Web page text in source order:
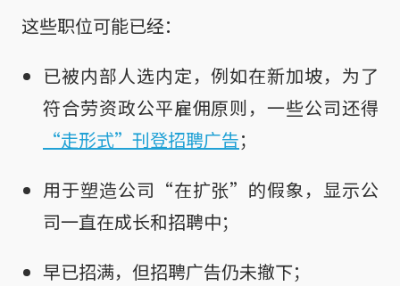
这些职位可能已经：
已被内部人选内定，例如在新加坡，为了
符合劳资政公平雇佣原则，一些公司还得
“走形式”刊登招聘广告；
用于塑造公司“在扩张”的假象，显示公
司一直在成长和招聘中；
早已招满，但招聘广告仍未撤下；